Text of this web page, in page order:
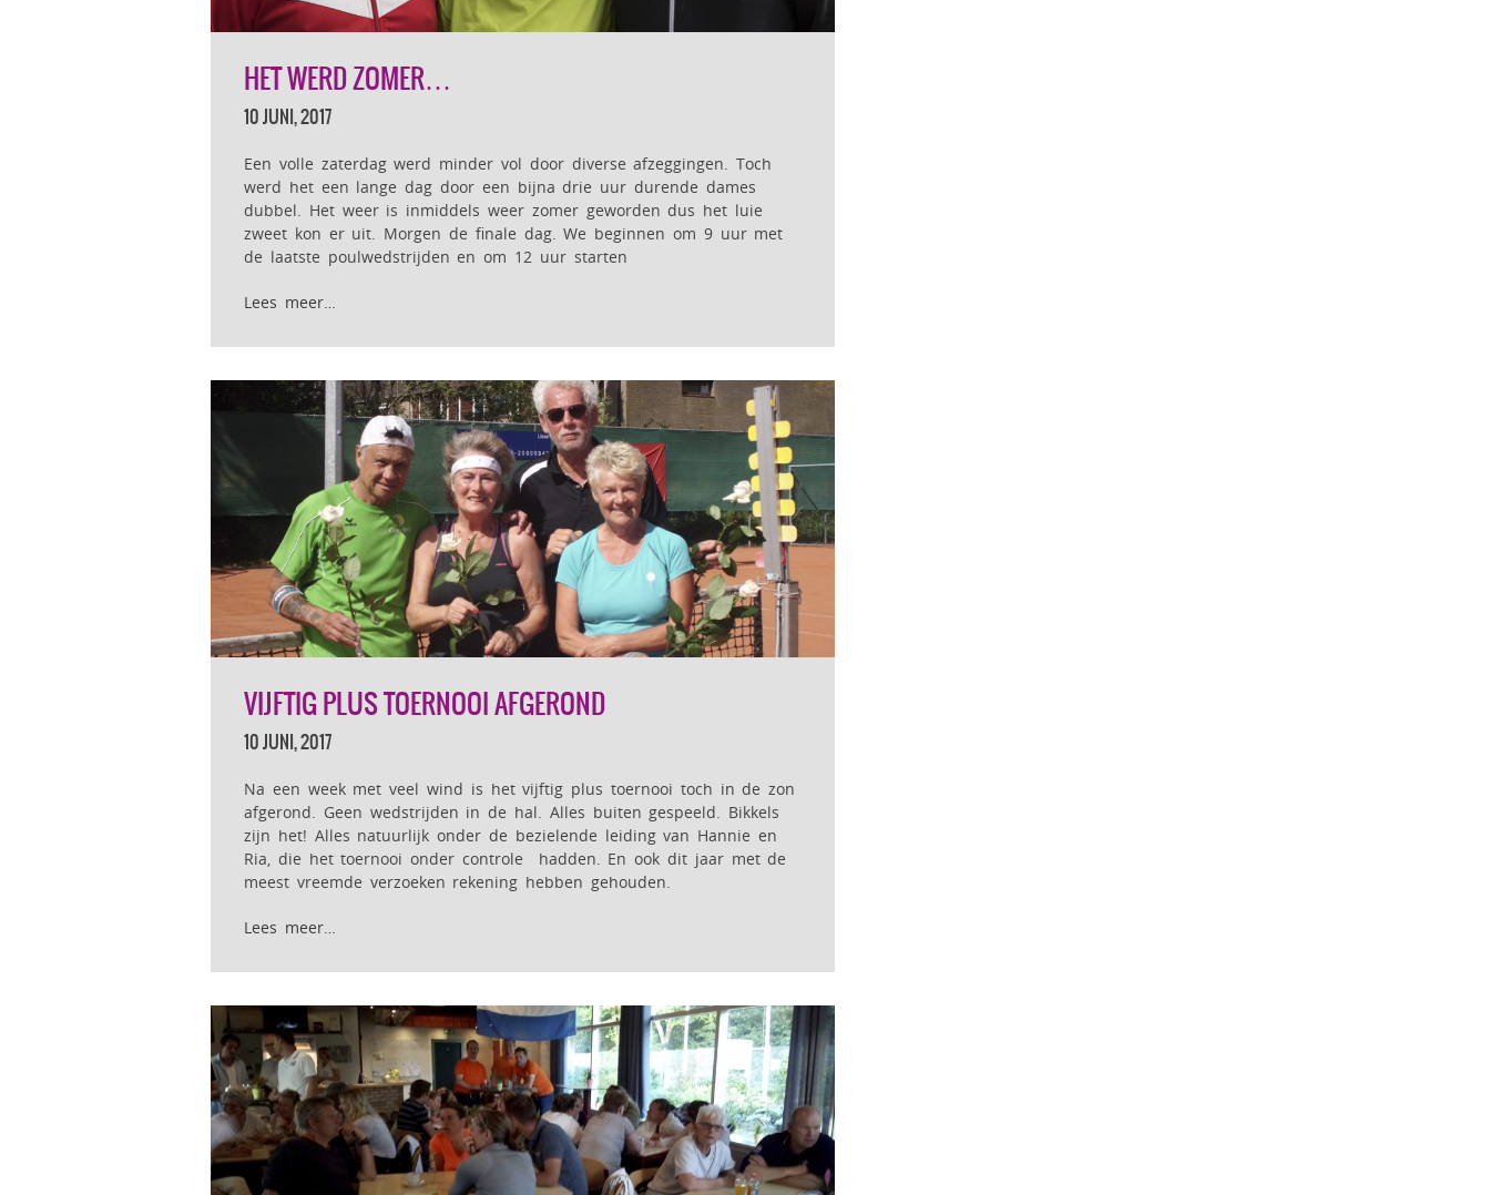
HET WERD ZOMER…
10 JUNI, 2017
Een volle zaterdag werd minder vol door diverse afzeggingen. Toch
werd het een lange dag door een bijna drie uur durende dames
dubbel. Het weer is inmiddels weer zomer geworden dus het luie
zweet kon er uit. Morgen de finale dag. We beginnen om 9 uur met
de laatste poulwedstrijden en om 12 uur starten
Lees meer…
VIJFTIG PLUS TOERNOOI AFGEROND
10 JUNI, 2017
Na een week met veel wind is het vijftig plus toernooi toch in de zon
afgerond. Geen wedstrijden in de hal. Alles buiten gespeeld. Bikkels
zijn het! Alles natuurlijk onder de bezielende leiding van Hannie en
Ria, die het toernooi onder controle hadden. En ook dit jaar met de
meest vreemde verzoeken rekening hebben gehouden.
Lees meer…